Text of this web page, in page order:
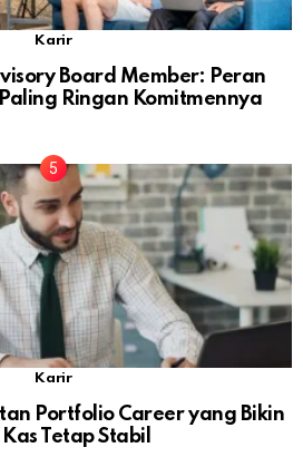
Karir
Board Member: Peran
Ringan Komitmennya
Karir
Portfolio Career yang Bikin
Tetap Stabil